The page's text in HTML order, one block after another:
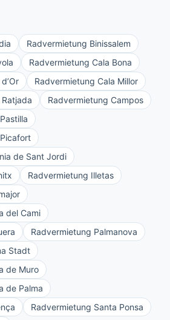
Radvermietung Binissalem
Radvermietung Cala Bona
Radvermietung Cala Millor
Radvermietung Campos
de Sant Jordi
Radvermietung Illetas
del Cami
Radvermietung Palmanova
Stadt
de Muro
de Palma
Radvermietung Santa Ponsa